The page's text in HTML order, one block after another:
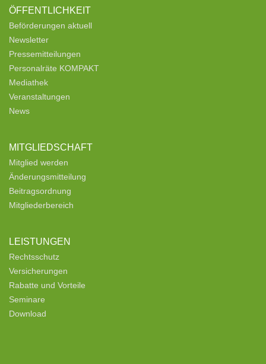
ÖFFENTLICHKEIT
Beförderungen aktuell
Newsletter
Pressemitteilungen
Personalräte KOMPAKT
Mediathek
Veranstaltungen
News
MITGLIEDSCHAFT
Mitglied werden
Änderungsmitteilung
Beitragsordnung
Mitgliederbereich
LEISTUNGEN
Rechtsschutz
Versicherungen
Rabatte und Vorteile
Seminare
Download